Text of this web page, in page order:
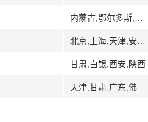
甘肃,白银,西安,陕西